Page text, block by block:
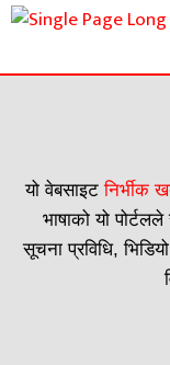
यो वेबसाइट निर्भीक
भाषाको यो
सूचना प्रविधि,